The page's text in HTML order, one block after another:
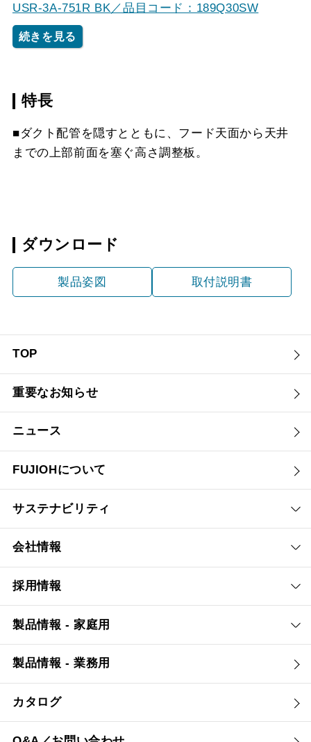
USR-3A-751R BK／品目コード：189Q30SW
続きを見る
特長
■ダクト配管を隠すとともに、フード天面から天井
までの上部前面を塞ぐ高さ調整板。
ダウンロード
製品姿図 取付説明書
TOP
重要なお知らせ
ニュース
FUJIOHについて
サステナビリティ
会社情報
採用情報
製品情報 - 家庭用
製品情報 - 業務用
カタログ